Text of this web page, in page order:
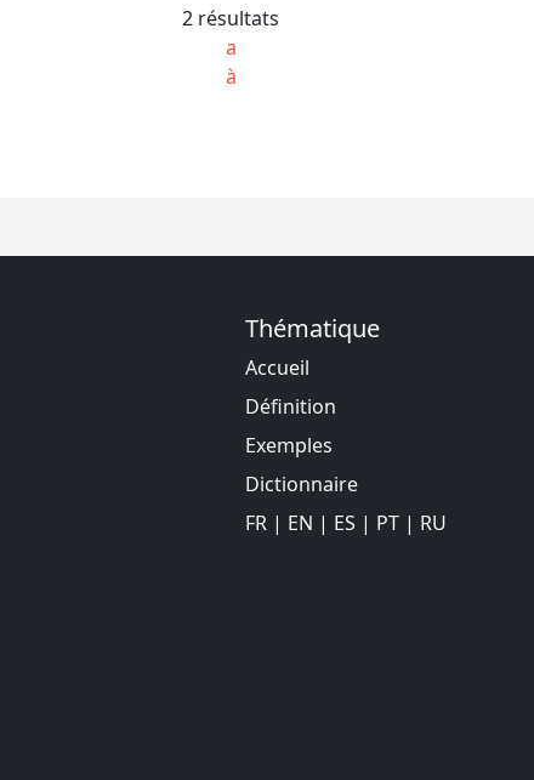
2 résultats
a
à
Thématique
Accueil
Définition
Exemples
Dictionnaire
FR | EN | ES | PT | RU